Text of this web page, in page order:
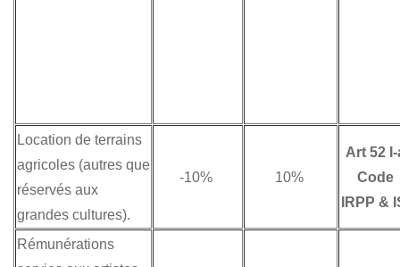
Location de terrains
agricoles (autres que
réservés aux
grandes cultures).
-10% 10%
Art 52 I-
Code
IRPP &
Rémunérations